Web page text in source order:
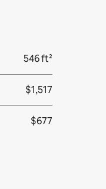
546 ft²
$1,517
$677